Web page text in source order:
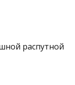
распутной